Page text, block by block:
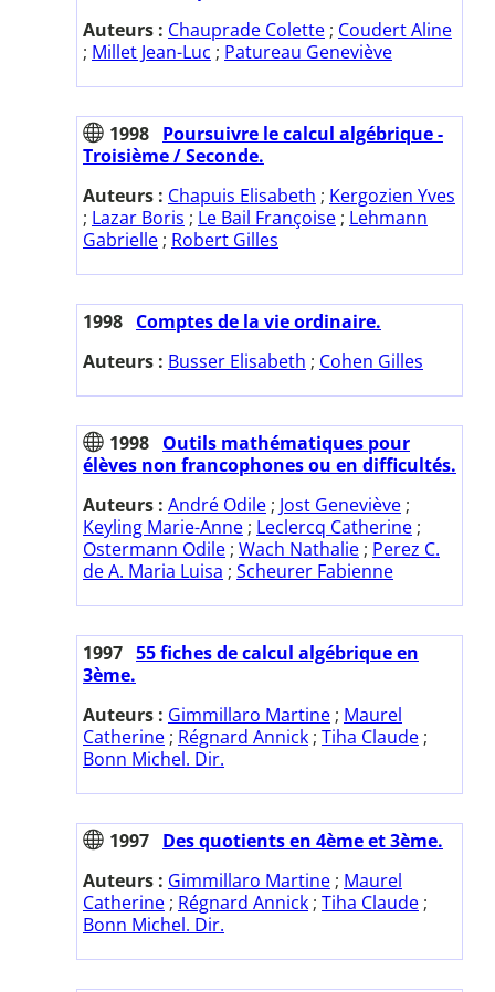
Auteurs : Chauprade Colette ; Coudert Aline
; Millet Jean-Luc ; Patureau Geneviève
1998 Poursuivre le calcul algébrique -
Troisième / Seconde.
Auteurs : Chapuis Elisabeth ; Kergozien Yves
; Lazar Boris ; Le Bail Françoise ; Lehmann
Gabrielle ; Robert Gilles
1998 Comptes de la vie ordinaire.
Auteurs : Busser Elisabeth ; Cohen Gilles
1998 Outils mathématiques pour
élèves non francophones ou en difficultés.
Auteurs : André Odile ; Jost Geneviève ;
Keyling Marie-Anne ; Leclercq Catherine ;
Ostermann Odile ; Wach Nathalie ; Perez C.
de A. Maria Luisa ; Scheurer Fabienne
1997 55 fiches de calcul algébrique en
3ème.
Auteurs : Gimmillaro Martine ; Maurel
Catherine ; Régnard Annick ; Tiha Claude ;
Bonn Michel. Dir.
1997 Des quotients en 4ème et 3ème.
Auteurs : Gimmillaro Martine ; Maurel
Catherine ; Régnard Annick ; Tiha Claude ;
Bonn Michel. Dir.